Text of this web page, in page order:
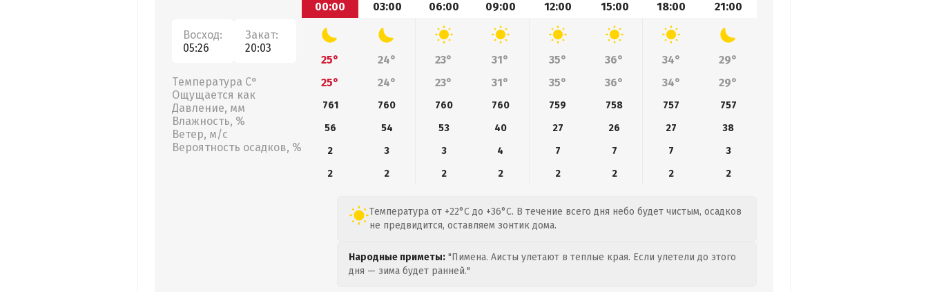
Восход:
05:26
Закат:
20:03
Температура С°
Ощущается как
Давление, мм
Влажность, %
Ветер, м/с
Вероятность осадков, %
00:00
03:00 06:00 09:00 12:00 15:00 18:00 21:00
25° 24° 23° 31° 35° 36° 34°
29°
25°
24° 23° 31° 35° 36° 34° 29°
761 760 760 760 759 758 757
757
56
54 53 40 27 26 27
38
2
3 3 4 7 7 7
3
2
2 2 2 2 2 2 2
Температура от +22°C до +36°C. В течение всего дня небо будет чистым, осадков
не предвидится, оставляем зонтик дома.
Народные приметы: "Пимена. Аисты улетают в теплые края. Если улетели до этого
дня — зима будет ранней."